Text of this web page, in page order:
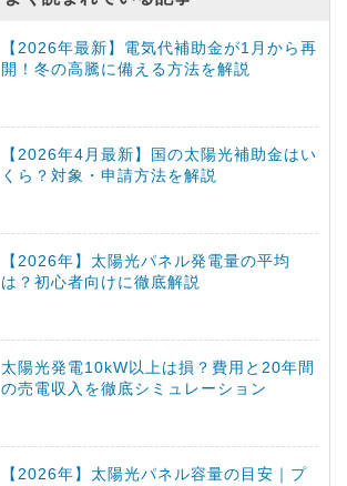
【2026年最新】電気代補助金が1月から再
開！冬の高騰に備える方法を解説
【2026年4月最新】国の太陽光補助金はい
くら？対象・申請方法を解説
【2026年】太陽光パネル発電量の平均
は？初心者向けに徹底解説
太陽光発電10kW以上は損？費用と20年間
の売電収入を徹底シミュレーション
【2026年】太陽光パネル容量の目安｜プ